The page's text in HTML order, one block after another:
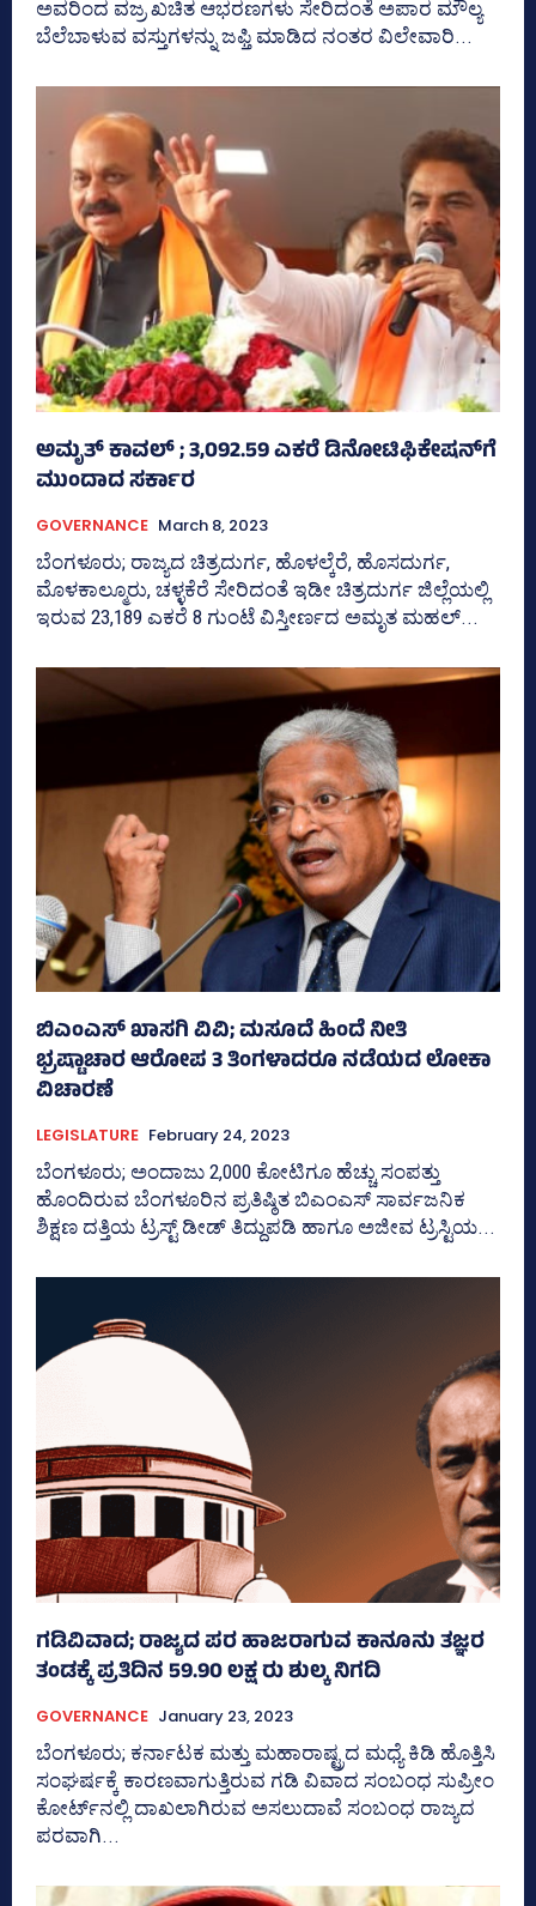
ಅವರಿಂದ ವಜ್ರ ಖಚಿತ ಆಭರಣಗಳು ಸೇರಿದಂತೆ ಅಪಾರ ಮೌಲ್ಯ
ಬೆಲೆಬಾಳುವ ವಸ್ತುಗಳನ್ನು ಜಫ್ತಿ ಮಾಡಿದ ನಂತರ ವಿಲೇವಾರಿ...
ಅಮೃತ್‌ ಕಾವಲ್‌ ; 3,092.59 ಎಕರೆ ಡಿನೋಟಿಫಿಕೇಷನ್‌ಗೆ
ಮುಂದಾದ ಸರ್ಕಾರ
GOVERNANCE March 8, 2023
ಬೆಂಗಳೂರು; ರಾಜ್ಯದ ಚಿತ್ರದುರ್ಗ, ಹೊಳಲ್ಕೆರೆ, ಹೊಸದುರ್ಗ,
ಮೊಳಕಾಲ್ಮೂರು, ಚಳ್ಳಕೆರೆ ಸೇರಿದಂತೆ ಇಡೀ ಚಿತ್ರದುರ್ಗ ಜಿಲ್ಲೆಯಲ್ಲಿ
ಇರುವ 23,189 ಎಕರೆ 8 ಗುಂಟೆ ವಿಸ್ತೀರ್ಣದ ಅಮೃತ ಮಹಲ್‌...
ಬಿಎಂಎಸ್‌ ಖಾಸಗಿ ವಿವಿ; ಮಸೂದೆ ಹಿಂದೆ ನೀತಿ
ಭ್ರಷ್ಟಾಚಾರ ಆರೋಪ 3 ತಿಂಗಳಾದರೂ ನಡೆಯದ ಲೋಕಾ
ವಿಚಾರಣೆ
LEGISLATURE February 24, 2023
ಬೆಂಗಳೂರು; ಅಂದಾಜು 2,000 ಕೋಟಿಗೂ ಹೆಚ್ಚು ಸಂಪತ್ತು
ಹೊಂದಿರುವ ಬೆಂಗಳೂರಿನ ಪ್ರತಿಷ್ಠಿತ ಬಿಎಂಎಸ್‌ ಸಾರ್ವಜನಿಕ
ಶಿಕ್ಷಣ ದತ್ತಿಯ ಟ್ರಸ್ಟ್‌ ಡೀಡ್‌ ತಿದ್ದುಪಡಿ ಹಾಗೂ ಅಜೀವ ಟ್ರಸ್ಟಿಯ...
ಗಡಿವಿವಾದ; ರಾಜ್ಯದ ಪರ ಹಾಜರಾಗುವ ಕಾನೂನು ತಜ್ಞರ
ತಂಡಕ್ಕೆ ಪ್ರತಿದಿನ 59.90 ಲಕ್ಷ ರು ಶುಲ್ಕ ನಿಗದಿ
GOVERNANCE January 23, 2023
ಬೆಂಗಳೂರು; ಕರ್ನಾಟಕ ಮತ್ತು ಮಹಾರಾಷ್ಟ್ರದ ಮಧ್ಯೆ ಕಿಡಿ ಹೊತ್ತಿಸಿ
ಸಂಘರ್ಷಕ್ಕೆ ಕಾರಣವಾಗುತ್ತಿರುವ ಗಡಿ ವಿವಾದ ಸಂಬಂಧ ಸುಪ್ರೀಂ
ಕೋರ್ಟ್‌ನಲ್ಲಿ ದಾಖಲಾಗಿರುವ ಅಸಲುದಾವೆ ಸಂಬಂಧ ರಾಜ್ಯದ
ಪರವಾಗಿ...